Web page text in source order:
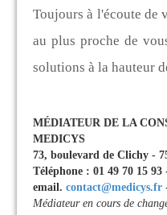
Toujours à l'écoute de
au plus proche de
solutions à la hauteur
MÉDIATEUR DE LA
MEDICYS
73, boulevard de Clichy -
Téléphone : 01 49 70 15 93
email. contact@medicys.fr
Médiateur en cours de